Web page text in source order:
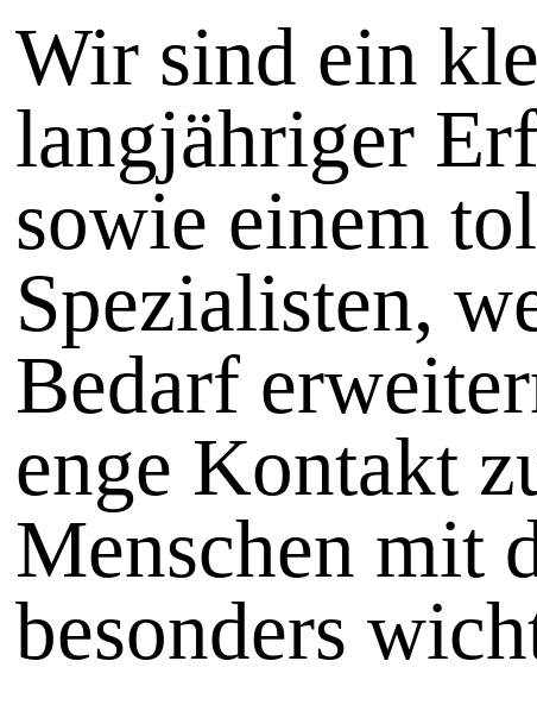
Wir sind ein
langjähriger
sowie einem
Spezialisten,
Bedarf
enge Kontakt
Menschen mit
besonders